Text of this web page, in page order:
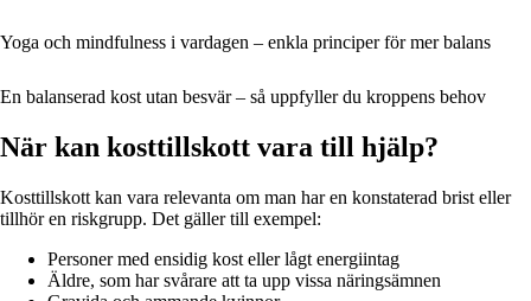
Yoga och mindfulness i vardagen – enkla principer för mer balans
En balanserad kost utan besvär – så uppfyller du kroppens behov
När kan kosttillskott vara till hjälp?
Kosttillskott kan vara relevanta om man har en konstaterad brist eller
tillhör en riskgrupp. Det gäller till exempel:
Personer med ensidig kost eller lågt energiintag
Äldre, som har svårare att ta upp vissa näringsämnen